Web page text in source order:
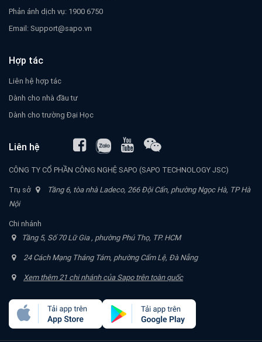
Phản ánh dịch vụ: 1900 6750
Email:Support@sapo.vn
Hợp tác
Liên hệ hợp tác
Dành cho nhà đầu tư
Dành cho trường Đại Học
Liên hệ
CÔNG TY CỔ PHẦN CÔNG NGHỆ SAPO (SAPO TECHNOLOGY JSC)
Trụ sở
Tầng 6, tòa nhà Ladeco, 266 Đội Cấn, phường Ngọc Hà, TP Hà
Nội
Chi nhánh
Tầng 5, Số 70 Lữ Gia , phường Phú Thọ, TP. HCM
24 Cách Mạng Tháng Tám, phường Cẩm Lệ, Đà Nẵng
Xem thêm 21 chi nhánh của Sapo trên toàn quốc